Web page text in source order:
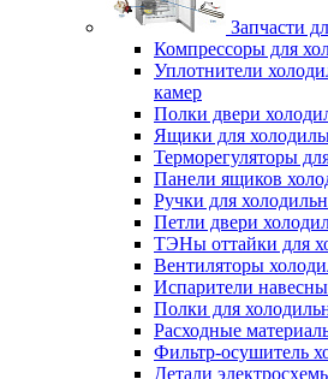
Запчасти
Компрессоры для
Уплотнители
камер
Полки двери
Ящики для
Терморегуляторы
Панели ящиков
Ручки для
Петли двери
ТЭНы оттайки для
Вентиляторы
Испарители
Полки для
Расходные
Фильтр-осушитель
Детали